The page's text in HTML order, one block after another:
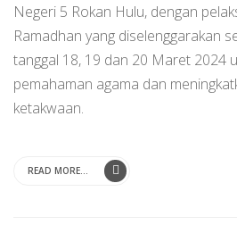
Negeri 5 Rokan Hulu, dengan
Ramadhan yang diselenggarakan
tanggal 18, 19 dan 20 Maret 2024
pemahaman agama dan
ketakwaan.
READ MORE...